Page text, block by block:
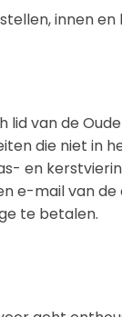
innen en
lid van de
die niet in
en
e-mail van de
te betalen.